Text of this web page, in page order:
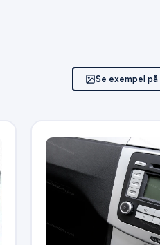
Se exempel